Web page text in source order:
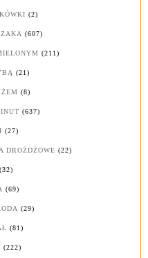
(2)
(607)
(211)
(21)
(8)
(637)
(27)
DROŻDŻOWE (22)
(32)
(69)
(29)
(81)
(222)